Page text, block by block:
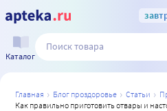
Каталог
главная блог проздоровье статьи
как правильно приготовить отвары и